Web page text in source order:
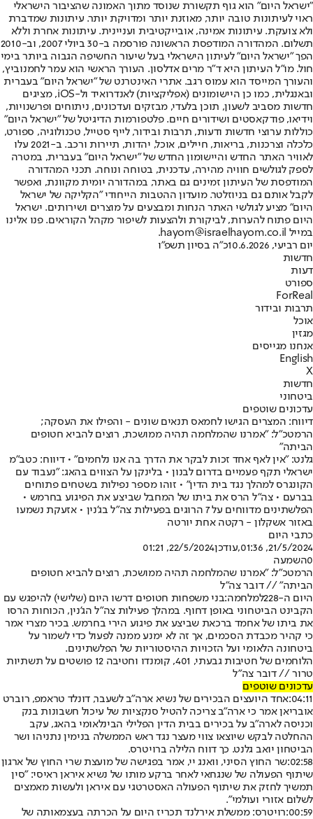
"ישראל היום" הוא גוף תקשורת שנוסד מתוך האמונה שהציבור הישראלי
ראוי לעיתונות טובה יותר, מאוזנת יותר ומדויקת יותר. עיתונות שמדברת
ולא צועקת. עיתונות אמינה, אובייקטיבית ועניינית. עיתונות אחרת וללא
תשלום. המהדורה המודפסת הראשונה פורסמה ב-30 ביולי 2007, וב-2010
הפך "ישראל היום" לעיתון הישראלי בעל שיעור החשיפה הגבוה ביותר בימי
חול. מו"ל העיתון היא ד"ר מרים אדלסון. העורך הראשי הוא עמר לחמנוביץ,
והעורך המייסד הוא עמוס רגב. אתרי האינטרנט של "ישראל היום" בעברית
ובאנגלית, כמו כן היישומונים (אפליקציות) לאנדרואיד ול-iOS, מציגים
חדשות מסביב לשעון, תוכן בלעדי, מבזקים ועדכונים, ניתוחים ופרשנויות,
וידיאו, פודקאסטים ושידורים חיים. פלטפורמות הדיגיטל של "ישראל היום"
כוללות ערוצי חדשות ודעות, תרבות ובידור, לייף סטייל, טכנולוגיה, ספורט,
כלכלה וצרכנות, בריאות, חיילים, אוכל, יהדות, תיירות ורכב. ב-2021 עלו
לאוויר האתר החדש והיישומון החדש של "ישראל היום" בעברית, במטרה
לספק לגולשים חוויה מהירה, עדכנית, בטוחה ונוחה. תכני המהדורה
המודפסת של העיתון זמינים גם באתר, במהדורה יומית מקוונת, ואפשר
לקבל אותם גם בניוזלטר. מועדון ההטבות הייחודי "הקליקה של ישראל
היום" מציע לגולשי האתר הנחות ומבצעים על מוצרים ושירותים. ישראל
היום פתוח להערות, לביקורת ולהצעות לשיפור מקהל הקוראים. פנו אלינו
במייל hayom@israelhayom.co.il.
יום רביעי, 10.6.2026
כ"ה בסיון תשפ"ו
חדשות
דעות
ספורט
ForReal
תרבות ובידור
אוכל
מגזין
אנחנו מגייסים
English
X
חדשות
ביטחוני
עדכונים שוטפים
דיווח: המצרים הגישו לחמאס תנאים שונים - והפילו את העסקה;
הרמטכ"ל: "אמרנו שהמלחמה תהיה ממושכת, רוצים להביא חטופים
הביתה"
גלנט: "אין לאף אחד זכות לבקר את הדרך בה אנו נלחמים" • דיווח: כטב"מ
ישראלי תקף פעמיים בדרום לבנון • בלינקן על הצווים בהאג: "נעבוד עם
הקונגרס למהלך נגד בית הדין" • זוהו מספר נפילות בשטחים פתוחים
בברעם • צה"ל הרס את ביתו של המחבל שביצע את הפיגוע בחרמש •
הפלשתינים מדווחים על 7 הרוגים בפעילות צה"ל בג'נין • אזעקת נשמעו
באזור אשקלון - רקטה אחת יורטה
כתבי היום
21/5/2024, 01:36
,עודכן22/5/2024, 01:21
0השמעה
הרמטכ"ל: "אמרנו שהמלחמה תהיה ממושכת, רוצים להביא חטופים
הביתה" // דובר צה"ל
היום ה-228
למלחמה:בני משפחות חטופים דרשו היום (שלישי) להיפגש עם
הקבינט הביטחוני באופן דחוף. במהלך פעילות צה"ל הג'נין, הכוחות הרסו
את ביתו של אחמד ברכאת שביצע את פיגוע הירי בחרמש. בכיר מצרי אמר
כי קהיר מכבדת הסכמים, אך זה לא ימנע ממנה לפעול כדי לשמור על
ביטחונה הלאומי ועל הזכויות ההיסטוריות של הפלשתינים.
הלוחמים של חטיבות גבעתי, 401, קומנדו וחטיבה 12 פושטים על תשתיות
טרור // דובר צה"ל
עדכונים שוטפים
04:11: אחד היועצים הבכירים של נשיא ארה"ב לשעבר, דונלד טראמפ, רוברט
אובריאן אמר כי ארה"ב צריכה להטיל סנקציות של עיכול חשבונות בנק
וכניסה לארה"ב על בכירים בבית הדין הפלילי הבינלאומי בהאג, עקב
ההחלטה לבקש שיוצאו צווי מעצר נגד ראש הממשלה בנימין נתניהו ושר
הביטחון יואב גלנט. כך דווח הלילה ברויטרס.
02:58: שר החוץ הסיני, וואנג יי, אמר בפגישה של מועצת שרי החוץ של ארגון
שיתוף הפעולה של שנגחאי לאחר ברקע מותו של נשיא איראן ראיסי: "סין
תמשיך לחזק את שיתוף הפעולה האסטרטגי עם איראן ולעשות מאמצים
לשלום אזורי ועולמי".
00:59: רויטרס: ממשלת אירלנד תכריז היום על הכרתה בעצמאותה של